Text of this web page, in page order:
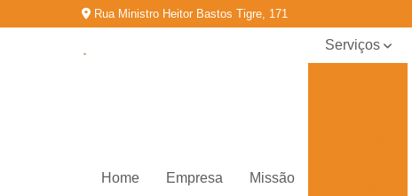
Rua Ministro Heitor Bastos Tigre, 171
Home Empresa Missão
Serviços